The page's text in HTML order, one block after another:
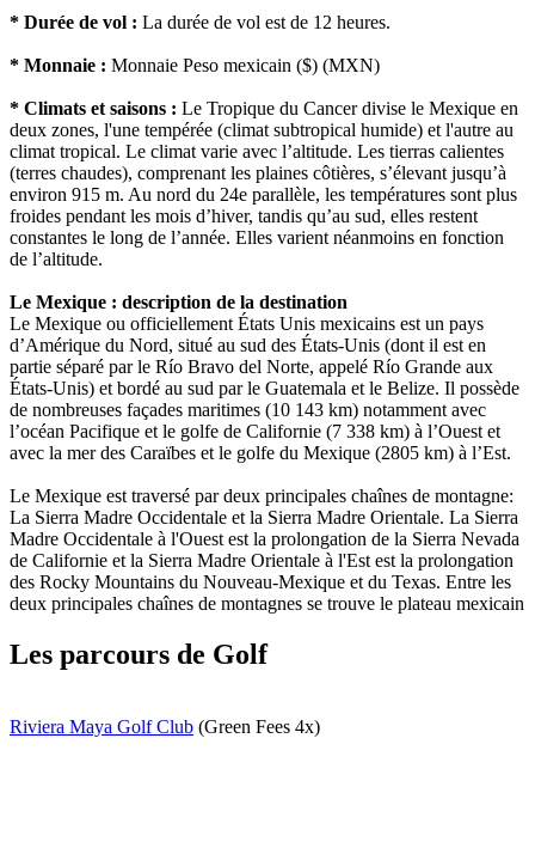
* Durée de vol : La durée de vol est de 12 heures.
* Monnaie : Monnaie Peso mexicain ($) (MXN)
* Climats et saisons : Le Tropique du Cancer divise le Mexique en
deux zones, l'une tempérée (climat subtropical humide) et l'autre au
climat tropical. Le climat varie avec l’altitude. Les tierras calientes
(terres chaudes), comprenant les plaines côtières, s’élevant jusqu’à
environ 915 m. Au nord du 24e parallèle, les températures sont plus
froides pendant les mois d’hiver, tandis qu’au sud, elles restent
constantes le long de l’année. Elles varient néanmoins en fonction
de l’altitude.
Le Mexique : description de la destination
Le Mexique ou officiellement États Unis mexicains est un pays
d’Amérique du Nord, situé au sud des États-Unis (dont il est en
partie séparé par le Río Bravo del Norte, appelé Río Grande aux
États-Unis) et bordé au sud par le Guatemala et le Belize. Il possède
de nombreuses façades maritimes (10 143 km) notamment avec
l’océan Pacifique et le golfe de Californie (7 338 km) à l’Ouest et
avec la mer des Caraïbes et le golfe du Mexique (2805 km) à l’Est.
Le Mexique est traversé par deux principales chaînes de montagne:
La Sierra Madre Occidentale et la Sierra Madre Orientale. La Sierra
Madre Occidentale à l'Ouest est la prolongation de la Sierra Nevada
de Californie et la Sierra Madre Orientale à l'Est est la prolongation
des Rocky Mountains du Nouveau-Mexique et du Texas. Entre les
deux principales chaînes de montagnes se trouve le plateau mexicain
Les parcours de Golf
Riviera Maya Golf Club (Green Fees 4x)